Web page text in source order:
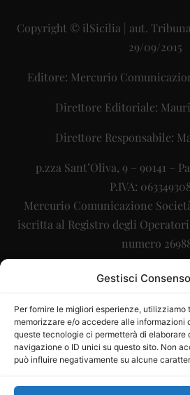
Gestisci
Per fornire le migliori esperienze,
memorizzare e/o accedere alle informazioni
queste tecnologie ci permetterà di elaborare
navigazione o ID unici su questo sito. Non
può influire negativamente su alcune
Copyright © ilSicilia | aut.
29/09/2015
Editore: Mercurio
Direttore Editoriale:
Direttore Responsabile:
p.zza Sant’Oliva, 9 – 90141 –
P.IVA:
Mercurio Comunicazione
iscritta al Registro degli
numero
Sito gestito daLa Digitale srl–